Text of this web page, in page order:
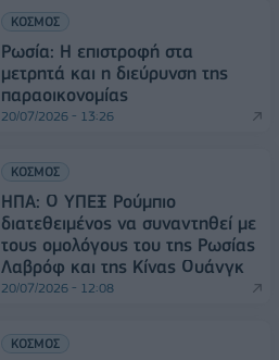
ΚΟΣΜΟΣ
Ρωσία: Η επιστροφή στα
μετρητά και η διεύρυνση της
παραοικονομίας
20/07/2026 - 13:26
ΚΟΣΜΟΣ
ΗΠΑ: Ο ΥΠΕΞ Ρούμπιο
διατεθειμένος να συναντηθεί με
τους ομολόγους του της Ρωσίας
Λαβρόφ και της Κίνας Ουάνγκ
20/07/2026 - 12:08
ΚΟΣΜΟΣ